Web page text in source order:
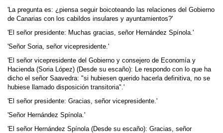
'La pregunta es: ¿piensa seguir boicoteando las relaciones del Gobierno
de Canarias con los cabildos insulares y ayuntamientos?'
'El señor presidente: Muchas gracias, señor Hernández Spínola.'
'Señor Soria, señor vicepresidente.'
'El señor vicepresidente del Gobierno y consejero de Economía y
Hacienda (Soria López) (Desde su escaño): Le respondo con lo que ha
dicho el señor Saavedra: "si hubiesen querido hacerla definitiva, no se
hubiese llamado disposición transitoria".'
'El señor presidente: Gracias, señor vicepresidente.'
'Señor Hernández Spínola.'
'El señor Hernández Spínola (Desde su escaño): Gracias, señor